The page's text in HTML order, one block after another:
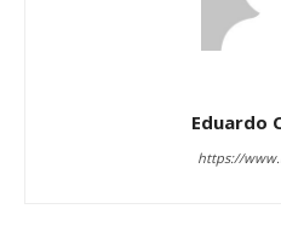
Eduardo
https://